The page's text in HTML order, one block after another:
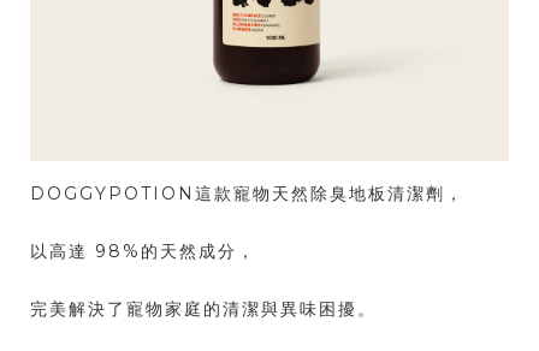
DOGGYPOTION這款寵物天然除臭地板清潔劑，
以高達 98%的天然成分，
完美解決了寵物家庭的清潔與異味困擾。